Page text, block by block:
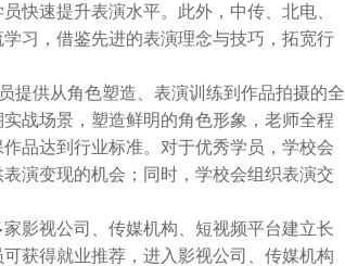
快速提升表演水平。此外，中传、北电、
习，借鉴先进的表演理念与技巧，拓宽行
提供从角色塑造、表演训练到作品拍摄的全
战场景，塑造鲜明的角色形象，老师全程
品达到行业标准。对于优秀学员，学校会
演变现的机会；同时，学校会组织表演交
影视公司、传媒机构、短视频平台建立长
获得就业推荐，进入影视公司、传媒机构